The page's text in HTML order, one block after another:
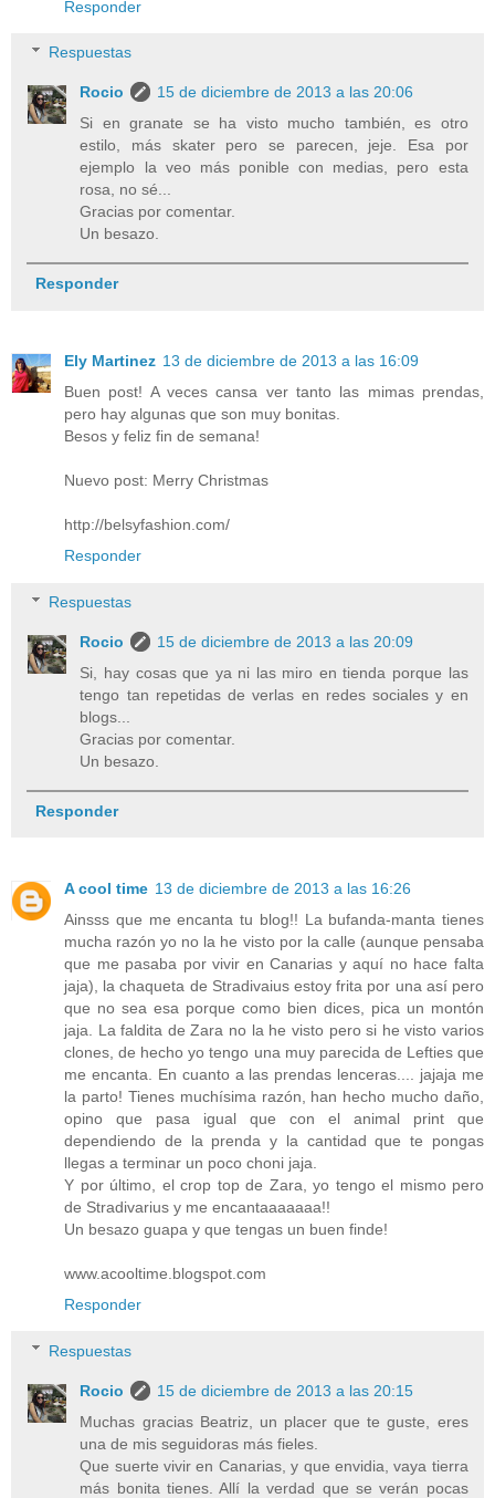
Responder
Respuestas
Rocio
15 de diciembre de 2013 a las 20:06
Si en granate se ha visto mucho también, es otro
estilo, más skater pero se parecen, jeje. Esa por
ejemplo la veo más ponible con medias, pero esta
rosa, no sé...
Gracias por comentar.
Un besazo.
Responder
Ely Martinez 13 de diciembre de 2013 a las 16:09
Buen post! A veces cansa ver tanto las mimas prendas,
pero hay algunas que son muy bonitas.
Besos y feliz fin de semana!
Nuevo post: Merry Christmas
http://belsyfashion.com/
Responder
Respuestas
Rocio
15 de diciembre de 2013 a las 20:09
Si, hay cosas que ya ni las miro en tienda porque las
tengo tan repetidas de verlas en redes sociales y en
blogs...
Gracias por comentar.
Un besazo.
Responder
A cool time 13 de diciembre de 2013 a las 16:26
Ainsss que me encanta tu blog!! La bufanda-manta tienes
mucha razón yo no la he visto por la calle (aunque pensaba
que me pasaba por vivir en Canarias y aquí no hace falta
jaja), la chaqueta de Stradivaius estoy frita por una así pero
que no sea esa porque como bien dices, pica un montón
jaja. La faldita de Zara no la he visto pero si he visto varios
clones, de hecho yo tengo una muy parecida de Lefties que
me encanta. En cuanto a las prendas lenceras.... jajaja me
la parto! Tienes muchísima razón, han hecho mucho daño,
opino que pasa igual que con el animal print que
dependiendo de la prenda y la cantidad que te pongas
llegas a terminar un poco choni jaja.
Y por último, el crop top de Zara, yo tengo el mismo pero
de Stradivarius y me encantaaaaaaa!!
Un besazo guapa y que tengas un buen finde!
www.acooltime.blogspot.com
Responder
Respuestas
Rocio
15 de diciembre de 2013 a las 20:15
Muchas gracias Beatriz, un placer que te guste, eres
una de mis seguidoras más fieles.
Que suerte vivir en Canarias, y que envidia, vaya tierra
más bonita tienes. Allí la verdad que se verán pocas